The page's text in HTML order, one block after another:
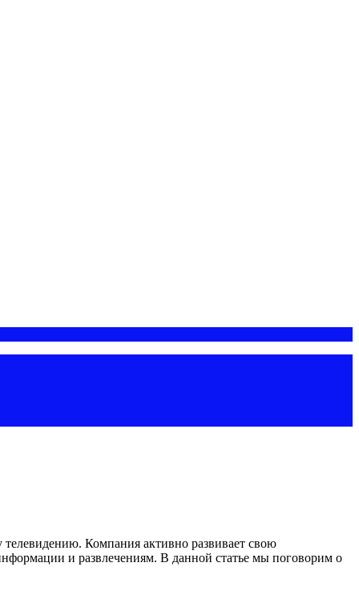
Компания активно развивает свою
и развлечениям. В данной статье мы поговорим о